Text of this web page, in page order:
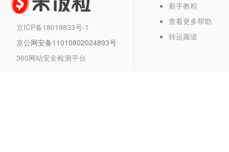
京ICP备18019833号-1
京公网安备11010802024893号
360网站安全检测平台
新手教程
查看更多帮助
转运频道